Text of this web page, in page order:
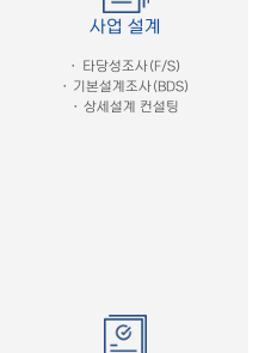
사업 설계
타당성조사(F/S)
기본설계조사(BDS)
상세설계 컨설팅